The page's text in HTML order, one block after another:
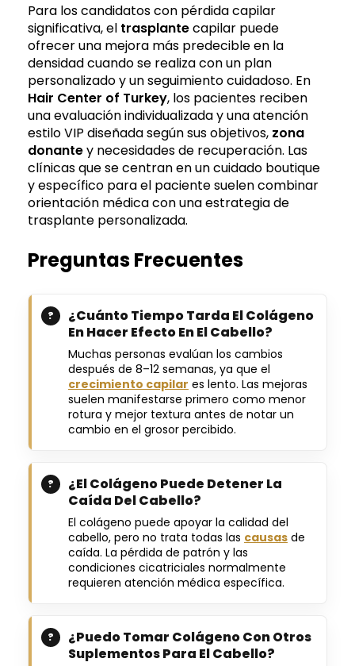
Para los candidatos con pérdida capilar
significativa, el trasplantecapilar puede
ofrecer una mejora más predecible en la
densidad cuando se realiza con un plan
personalizado y un seguimiento cuidadoso. En
Hair Center of Turkey, los pacientes reciben
una evaluación individualizada y una atención
estilo VIP diseñada según sus objetivos, zona
donantey necesidades de recuperación. Las
clínicas que se centran en un cuidado boutique
y específico para el paciente suelen combinar
orientación médica con una estrategia de
trasplante personalizada.
Preguntas Frecuentes
¿Cuánto Tiempo Tarda El Colágeno
En Hacer Efecto En El Cabello?
Muchas personas evalúan los cambios
después de 8–12 semanas, ya que el
crecimiento capilar es lento. Las mejoras
suelen manifestarse primero como menor
rotura y mejor textura antes de notar un
cambio en el grosor percibido.
¿El Colágeno Puede Detener La
Caída Del Cabello?
El colágeno puede apoyar la calidad del
cabello, pero no trata todas las causas de
caída. La pérdida de patrón y las
condiciones cicatriciales normalmente
requieren atención médica específica.
¿Puedo Tomar Colágeno Con Otros
Suplementos Para El Cabello?